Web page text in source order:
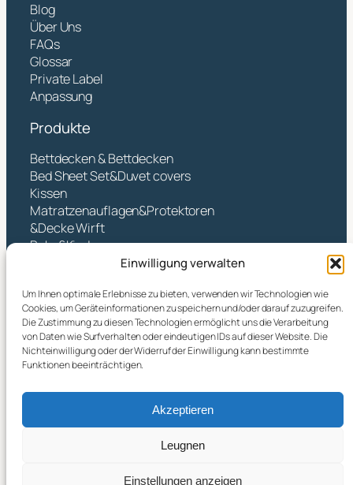
Einwilligung verwalten
Um Ihnen optimale Erlebnisse zu bieten, verwenden wir Technologien wie
Cookies, um Geräteinformationen zu speichern und/oder darauf zuzugreifen.
Die Zustimmung zu diesen Technologien ermöglicht uns die Verarbeitung
von Daten wie Surfverhalten oder eindeutigen IDs auf dieser Website. Die
Nichteinwilligung oder der Widerruf der Einwilligung kann bestimmte
Funktionen beeinträchtigen.
Akzeptieren
Leugnen
Einstellungen anzeigen
Blog
Über Uns
FAQs
Glossar
Private Label
Anpassung
Produkte
Bettdecken & Bettdecken
Bed Sheet Set&Duvet covers
Kissen
Matratzenauflagen&Protektoren
&Decke Wirft
Baby&Kinder
Hangzhou Yintex Co., Ltd.
Adresse:KEINE.490 TANGZHISHA ROAD, XINJIE
STREET, XIAOSHAN DISTRICT, HANGZHOU CITY,
ZHEJIANG P. R, CHINA
Tel: 86 137 77375088
Facebook X InstagramLinkedIn YouTube